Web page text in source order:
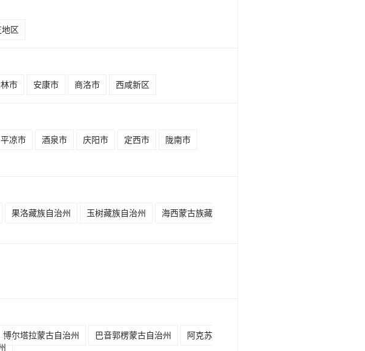
区
市 安康市 商洛市 西咸新区
平凉市 酒泉市 庆阳市 定西市
陇南市
果洛藏族自治州 玉树藏族自治州
海西蒙古族藏
博尔塔拉蒙古自治州 巴音郭楞蒙古自治州
阿克苏